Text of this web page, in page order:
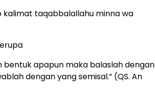
kalimat taqabbalallahu minna wa
bentuk apapun maka balaslah dengan
dengan yang semisal.” (QS. An